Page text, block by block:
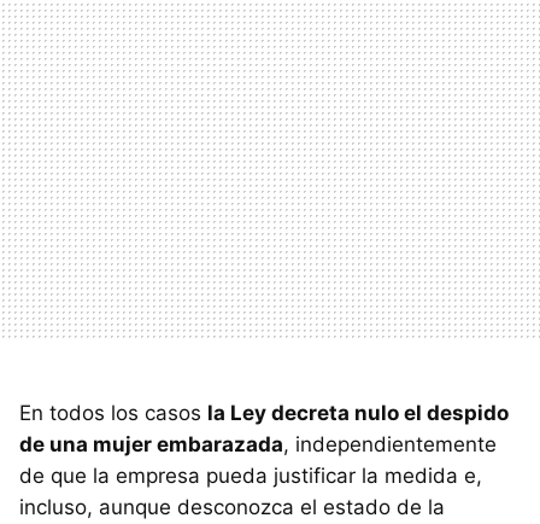
En todos los casos la Ley decreta nulo el despido
de una mujer embarazada, independientemente
de que la empresa pueda justificar la medida e,
incluso, aunque desconozca el estado de la